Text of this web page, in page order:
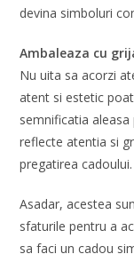
devina simboluri
Ambaleaza cu
Nu uita sa acorzi
atent si estetic
semnificatia
reflecte atentia si
pregatirea cadoului.
Asadar, acestea
sfaturile pentru a
sa faci un cadou